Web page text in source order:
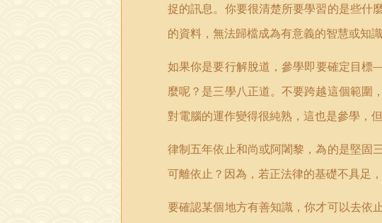
捉的訊息。你要很清楚所要學習的是些什
的資料，無法歸檔成為有意義的智慧或知識
如果你是要行解脫道，參學即要確定目
麼呢？是三學八正道。不要跨越這個範圍
對電腦的運作變得很純熟，這也是參學，
律制五年依止和尚或阿闍黎，為的是堅固
可離依止？因為，若正法律的基礎不具足
要確認某個地方有善知識，你才可以去依